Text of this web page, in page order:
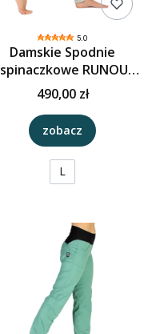
5.0
Damskie Spodnie
RUNOUT
WMN Ecru/Granat
490,00 zł
zobacz
L